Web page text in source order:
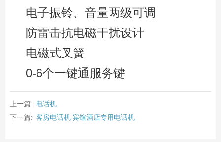
电子振铃、音量两级可调
防雷击抗电磁干扰设计
电磁式叉簧
0-6个一键通服务键
上一篇: 电话机
下一篇: 客房电话机 宾馆酒店专用电话机